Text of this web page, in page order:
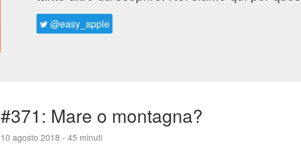
@easy_apple
#371: Mare o montagna?
10 agosto 2018 - 45 minuti